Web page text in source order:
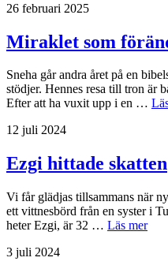
26 februari 2025
Miraklet som
Sneha går andra året på en
stödjer. Hennes resa till tron är
Efter att ha vuxit upp i en …
12 juli 2024
Ezgi hittade skatten
Vi får glädjas tillsammans när
ett vittnesbörd från en syster i
heter Ezgi, är 32 … Läs mer
3 juli 2024